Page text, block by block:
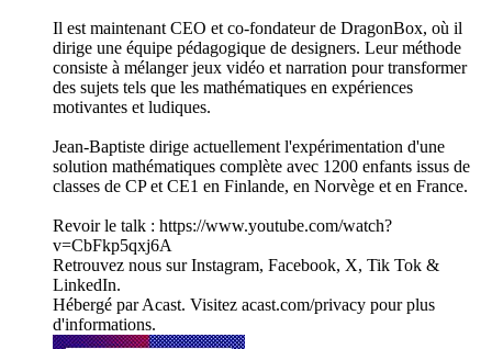
Il est maintenant CEO et co-fondateur de DragonBox, où il
dirige une équipe pédagogique de designers. Leur méthode
consiste à mélanger jeux vidéo et narration pour transformer
des sujets tels que les mathématiques en expériences
motivantes et ludiques.
Jean-Baptiste dirige actuellement l'expérimentation d'une
solution mathématiques complète avec 1200 enfants issus de
classes de CP et CE1 en Finlande, en Norvège et en France.
Revoir le talk : https://www.youtube.com/watch?
v=CbFkp5qxj6A
Retrouvez nous sur Instagram, Facebook, X, Tik Tok &
LinkedIn.
Hébergé par Acast. Visitez acast.com/privacy pour plus
d'informations.